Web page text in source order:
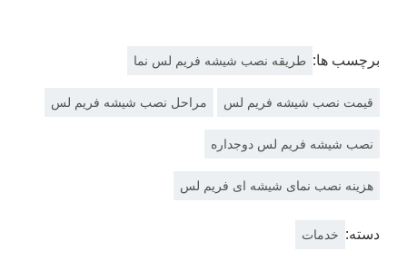
برچسب ها: طریقه نصب شیشه فریم لس نما
قیمت نصب شیشه فریم لس مراحل نصب شیشه فریم لس
نصب شیشه فریم لس دوجداره
هزینه نصب نمای شیشه ای فریم لس
دسته: خدمات